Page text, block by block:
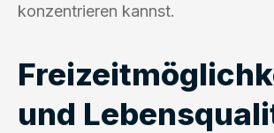
konzentrieren kannst.
und